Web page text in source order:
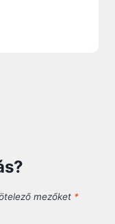
mezőket *